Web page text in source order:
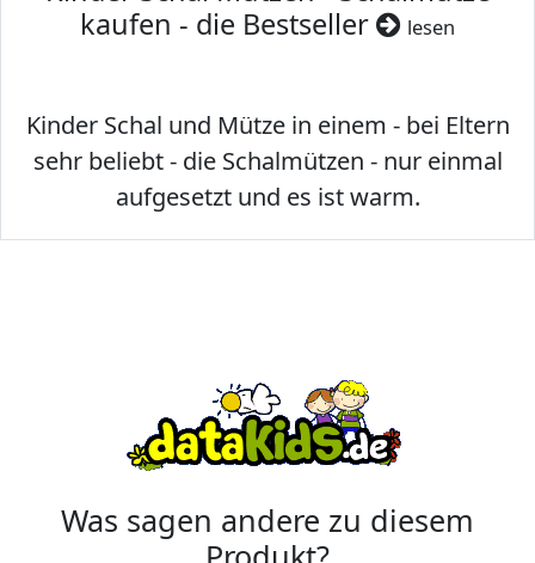
kaufen - die Bestseller
lesen
Kinder Schal und Mütze in einem - bei Eltern
sehr beliebt - die Schalmützen - nur einmal
aufgesetzt und es ist warm.
Was sagen andere zu diesem